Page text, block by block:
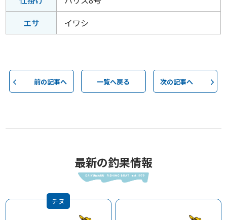
エサ
イワシ
前の記事へ 一覧へ戻る 次の記事へ
最新の釣果情報
チヌ